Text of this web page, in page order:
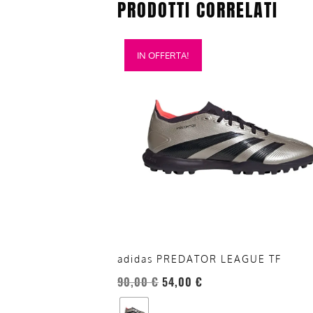
PRODOTTI CORRELATI
IN OFFERTA!
adidas PREDATOR LEAGUE TF
90,00€ 54,00 €
Questo
prodotto
varianti.
opzioni
possono
del
prodotto